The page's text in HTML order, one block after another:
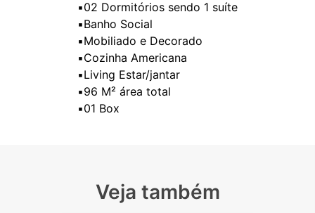
▪️02 Dormitórios sendo 1 suíte
▪️Banho Social
▪️Mobiliado e Decorado
▪️Cozinha Americana
▪️Living Estar/jantar
▪️96 M² área total
Veja também